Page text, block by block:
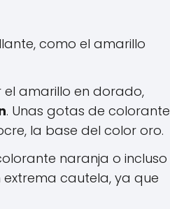
como el amarillo
amarillo en dorado,
. Unas gotas de colorante
la base del color oro.
naranja o incluso
cautela, ya que